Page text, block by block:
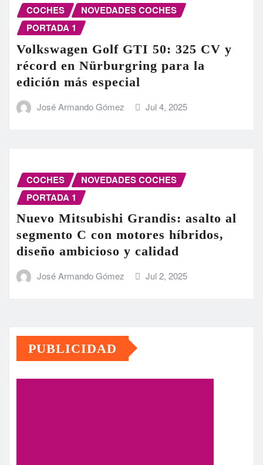
COCHES
NOVEDADES COCHES
PORTADA 1
Volkswagen Golf GTI 50: 325 CV y
récord en Nürburgring para la
edición más especial
José Armando Gómez Jul 4, 2025
COCHES
NOVEDADES COCHES
PORTADA 1
Nuevo Mitsubishi Grandis: asalto al
segmento C con motores híbridos,
diseño ambicioso y calidad
José Armando Gómez Jul 2, 2025
PUBLICIDAD